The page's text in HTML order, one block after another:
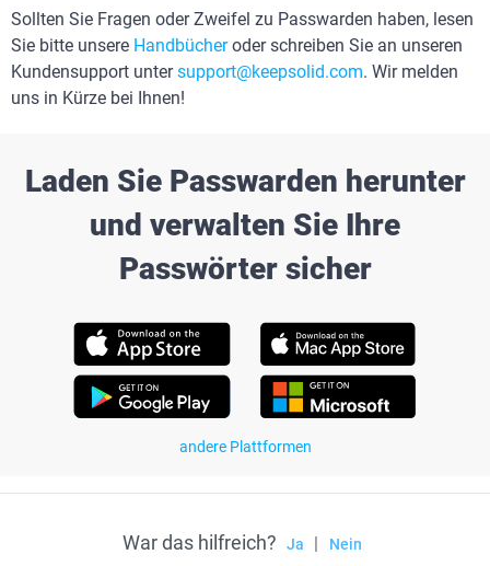
Sollten Sie Fragen oder Zweifel zu Passwarden haben, lesen
Sie bitte unsere Handbücheroder schreiben Sie an unseren
Kundensupport untersupport@keepsolid.com. Wir melden
uns in Kürze bei Ihnen!
Laden Sie Passwarden herunter
und verwalten Sie Ihre
Passwörter sicher
andere Plattformen
War das hilfreich? Ja Nein